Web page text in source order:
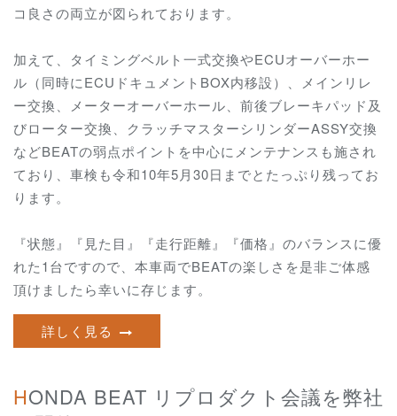
コ良さの両立が図られております。
加えて、タイミングベルト一式交換やECUオーバーホー
ル（同時にECUドキュメントBOX内移設）、メインリレ
ー交換、メーターオーバーホール、前後ブレーキパッド及
びローター交換、クラッチマスターシリンダーASSY交換
などBEATの弱点ポイントを中心にメンテナンスも施され
ており
、車検も令和10年5月30日までとたっぷり残ってお
ります。
『状態』『見た目』『走行距離』『価格』のバランスに優
れた1台ですので、 本車両でBEATの楽しさを是非ご体感
頂けましたら幸いに存じます。
詳しく見る
HONDA BEAT リプロダクト会議を弊社